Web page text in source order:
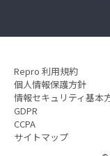
Repro 利用規約
個人情報保護方針
情報セキュリティ基本
GDPR
CCPA
サイトマップ